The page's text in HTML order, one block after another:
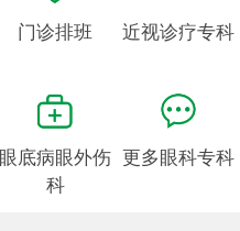
门诊排班 近视诊疗专科
眼底病眼外伤
科
更多眼科专科